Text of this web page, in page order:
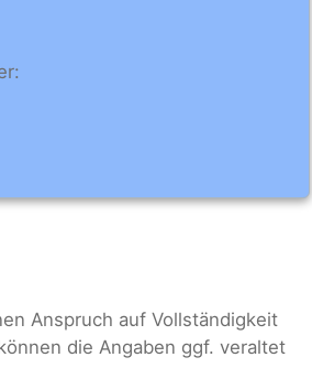
Anspruch auf Vollständigkeit
die Angaben ggf. veraltet